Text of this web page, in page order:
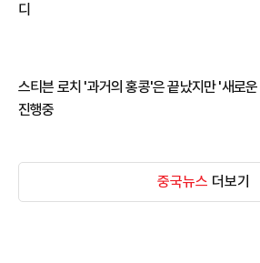
디
스티븐 로치 '과거의 홍콩'은 끝났지만 '새로
진행중
중국뉴스 더보기